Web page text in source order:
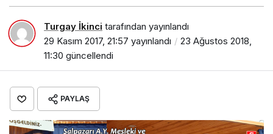
Turgay İkinci tarafından yayınlandı
29 Kasım 2017, 21:57 yayınlandı
23 Ağustos 2018,
11:30 güncellendi
PAYLAŞ